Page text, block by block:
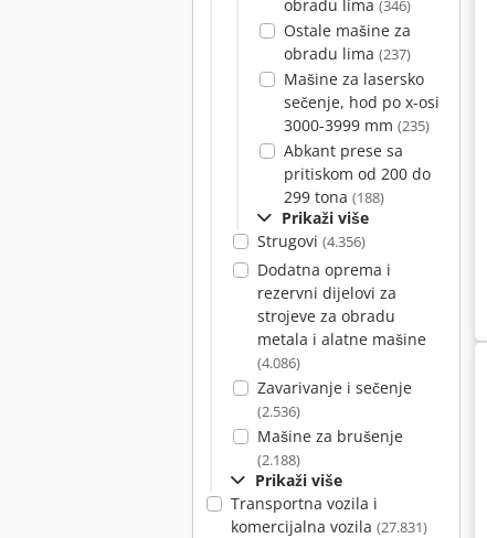
obradu lima (346)
Ostale mašine za
obradu lima (237)
Mašine za lasersko
sečenje, hod po x-osi
3000-3999 mm (235)
Abkant prese sa
pritiskom od 200 do
299 tona (188)
Prikaži više
Strugovi (4.356)
Dodatna oprema i
rezervni dijelovi za
strojeve za obradu
metala i alatne mašine
(4.086)
Zavarivanje i sečenje
(2.536)
Mašine za brušenje
(2.188)
Prikaži više
Transportna vozila i
komercijalna vozila (27.831)